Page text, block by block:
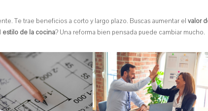
Te trae beneficios a corto y largo plazo. Buscas aumentar elvalor
estilo de la cocina? Una reforma bien pensada puede cambiar mucho.